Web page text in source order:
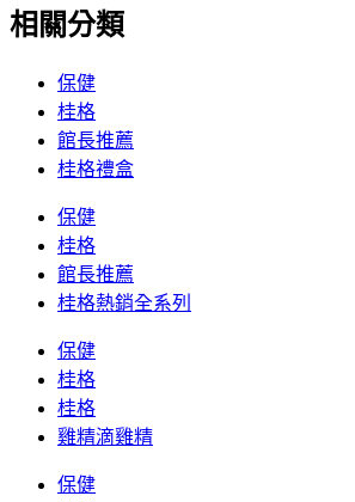
相關分類
保健
桂格
館長推薦
桂格禮盒
保健
桂格
館長推薦
桂格熱銷全系列
保健
桂格
桂格
雞精滴雞精
保健